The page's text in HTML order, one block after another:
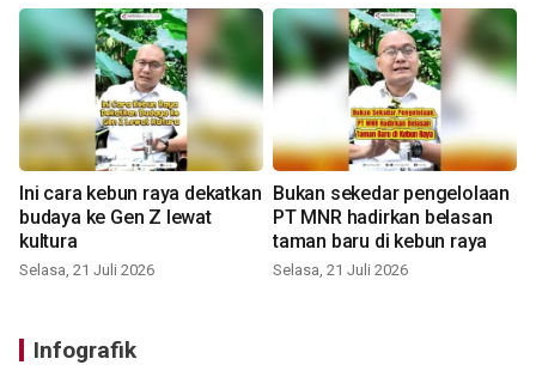
Ini cara kebun raya dekatkan
budaya ke Gen Z lewat
kultura
Selasa, 21 Juli 2026
Bukan sekedar pengelolaan
PT MNR hadirkan belasan
taman baru di kebun raya
Selasa, 21 Juli 2026
Infografik